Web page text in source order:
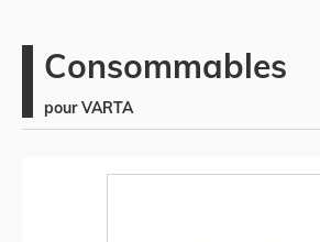
Consommables
pour VARTA